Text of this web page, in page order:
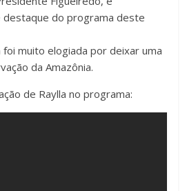
destaque do programa deste
foi muito elogiada por deixar uma
da Amazônia.
de Raylla no programa: